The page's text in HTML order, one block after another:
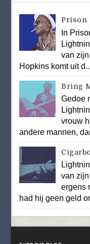
Prison
In
van
Hopkins komt uit
Bring
Gedoe
vrouw
andere mannen,
van
ergens
had hij geen geld